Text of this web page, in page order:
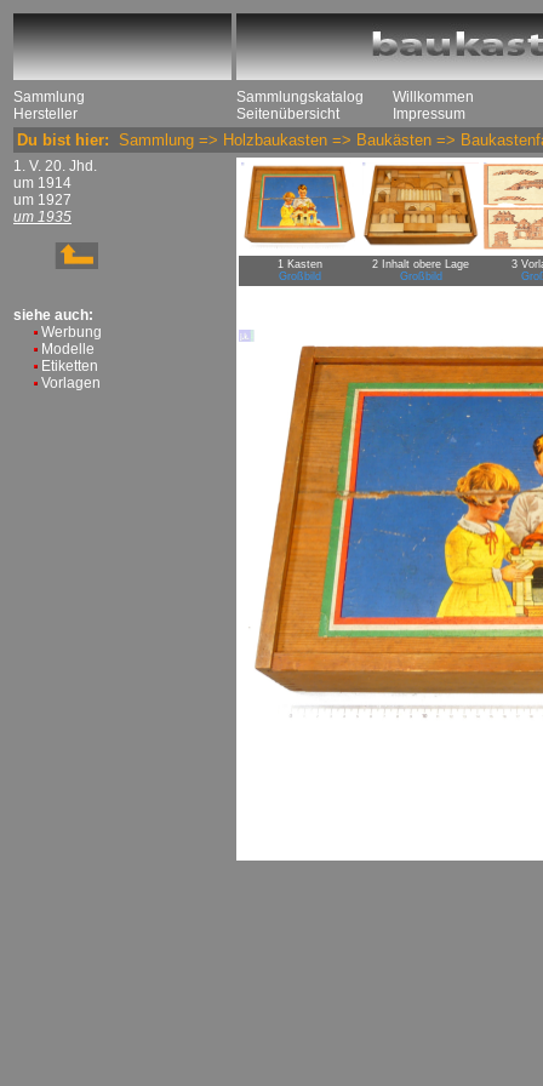
Sammlung
Hersteller
Sammlungskatalog
Seitenübersicht
Willkommen
Impressum
Du bist hier: Sammlung => Holzbaukasten => Baukästen =>
1. V. 20. Jhd.
um 1914
um 1927
um 1935
siehe auch:
Werbung
Modelle
Etiketten
Vorlagen
1 Kasten
Großbild
2 Inhalt obere Lage
Großbild
3